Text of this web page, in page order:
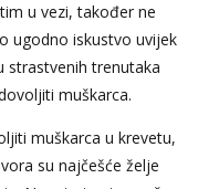
u vezi, također ne
ugodno iskustvo uvijek
strastvenih trenutaka
muškarca.
muškarca u krevetu,
su najčešće želje